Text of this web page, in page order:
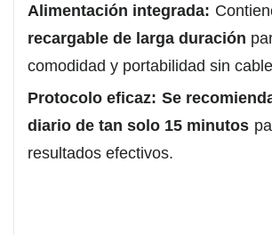
Alimentación integrada:
recargable de larga duración
comodidad y portabilidad sin
Protocolo eficaz: Se
diario de tan solo 15 minutos
resultados efectivos.